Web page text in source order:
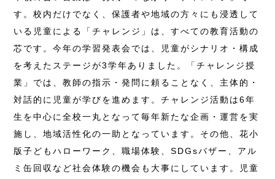
す。校内だけでなく、保護者や地域の方々にも浸透して
いる児童による「チャレンジ」は、すべての教育活動の
芯です。今年の学習発表会では、児童がシナリオ・構成
を考えたステージが3学年ありました。「チャレンジ授
業」では、教師の指示・発問に頼ることなく、主体的・
対話的に児童が学びを進めます。チャレンジ活動は6年
生を中心に全校一丸となって毎年新たな企画・運営を実
施し、地域活性化の一助となっています。その他、花小
版子どもハローワーク、職場体験、SDGsバザー、アル
ミ缶回収など社会体験の機会も大事にしています。児童